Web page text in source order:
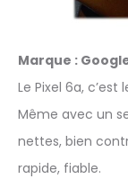
Marque :
Le Pixel 6a,
Même avec un
nettes, bien
rapide, fiable.